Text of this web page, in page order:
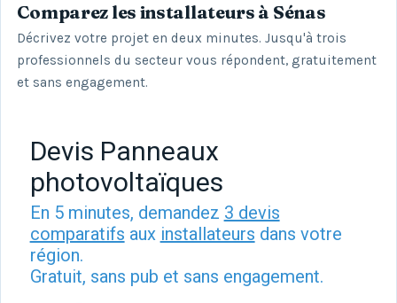
Comparez les installateurs à Sénas
Décrivez votre projet en deux minutes. Jusqu'à trois
professionnels du secteur vous répondent, gratuitement
et sans engagement.
Devis Panneaux
photovoltaïques
En 5 minutes, demandez 3 devis
comparatifs aux installateurs dans votre
région.
Gratuit, sans pub et sans engagement.